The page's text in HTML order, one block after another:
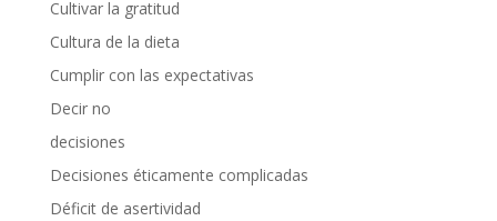
Cultivar la gratitud
Cultura de la dieta
Cumplir con las expectativas
Decir no
decisiones
Decisiones éticamente complicadas
Déficit de asertividad